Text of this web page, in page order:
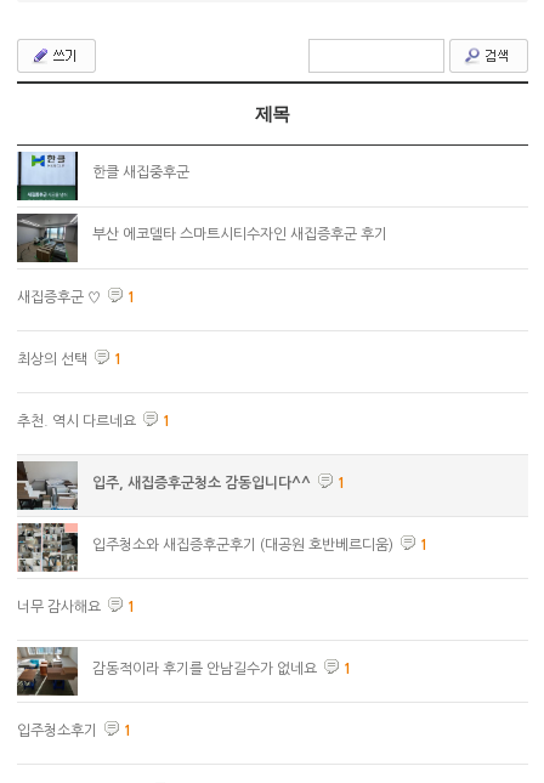
제목
한클 새집중후군
부산 에코델타 스마트시티수자인 새집증후군 후기
새집증후군 ♡ 1
최상의 선택 1
추천. 역시 다르네요 1
입주, 새집증후군청소 감동입니다^^ 1
입주청소와 새집증후군후기 (대공원 호반베르디움) 1
너무 감사해요 1
감동적이라 후기를 안남길수가 없네요 1
입주청소후기 1